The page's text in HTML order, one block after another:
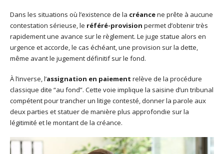
Dans les situations où l’existence de la créancene prête à aucune
contestation sérieuse, le référé-provision permet d’obtenir très
rapidement une avance sur le règlement. Le juge statue alors en
urgence et accorde, le cas échéant, une provision sur la dette,
même avant le jugement définitif sur le fond.
À l’inverse, l’assignation en paiement relève de la procédure
classique dite “au fond”. Cette voie implique la saisine d’un tribunal
compétent pour trancher un litige contesté, donner la parole aux
deux parties et statuer de manière plus approfondie sur la
légitimité et le montant de la créance.